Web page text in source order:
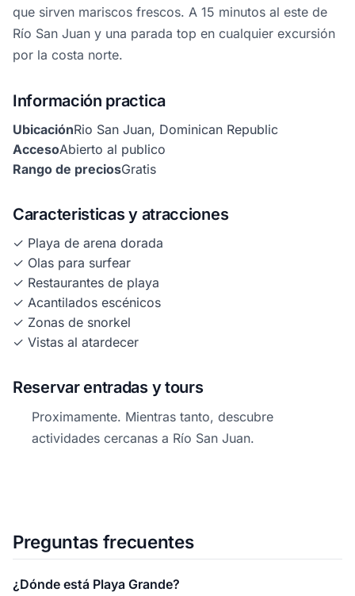
que sirven mariscos frescos. A 15 minutos al este de
Río San Juan y una parada top en cualquier excursión
por la costa norte.
Información practica
UbicaciónRio San Juan, Dominican Republic
AccesoAbierto al publico
Rango de preciosGratis
Caracteristicas y atracciones
✓ Playa de arena dorada
✓ Olas para surfear
✓ Restaurantes de playa
✓ Acantilados escénicos
✓ Zonas de snorkel
✓ Vistas al atardecer
Reservar entradas y tours
Proximamente. Mientras tanto, descubre
actividades cercanas a Río San Juan.
Preguntas frecuentes
¿Dónde está Playa Grande?